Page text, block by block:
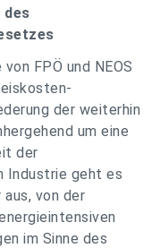
des
FPÖ und NEOS
der weiterhin
um eine
der
Industrie geht es
aus, von der
im Sinne des